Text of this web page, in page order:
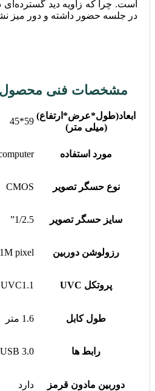
است. چرا که زاویه دید
در جلسه حضور داشته و دور میز
مشخصات فنی محصول
ابعاد(طول*عرض*ارتفاع)
(میلی متر)
59*45
مورد استفاده
نوع حسگر تصویر CMOS
سایز حسگر تصویر 1/2.5”
رزولوشن دوربین pixel
پروتکل UVC
طول کابل 1.6 متر
رابط ها USB 3.0
دوربین مادون قرمز دارد